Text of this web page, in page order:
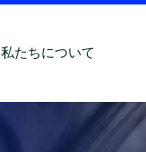
私たちについて